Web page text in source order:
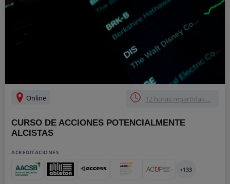
Online 12 horas repartidas ...
CURSO DE ACCIONES POTENCIALMENTE
ALCISTAS
ACREDITACIONES
+133